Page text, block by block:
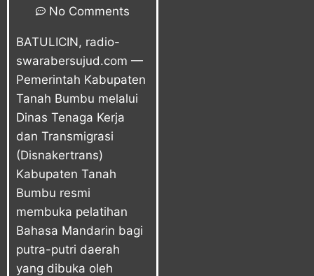
No Comments
BATULICIN, radio-
swarabersujud.com —
Pemerintah Kabupaten
Tanah Bumbu melalui
Dinas Tenaga Kerja
dan Transmigrasi
(Disnakertrans)
Kabupaten Tanah
Bumbu resmi
membuka pelatihan
Bahasa Mandarin bagi
putra-putri daerah
yang dibuka oleh